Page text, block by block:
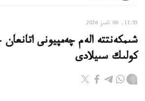
11:55, 06 تامىز 2026
شىمكەنتتە الەم چەمپيونى اتانعان
كولىك سىيلادى